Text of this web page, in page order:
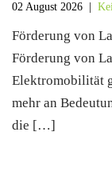
02 August 2026
Förderung von
Förderung von
Elektromobilität
mehr an
die […]